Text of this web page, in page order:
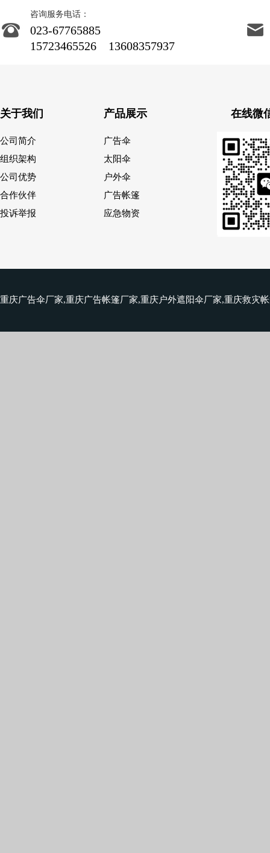
咨询服务电话：
023-67765885
15723465526 13608357937
关于我们
公司简介
组织架构
公司优势
合作伙伴
投诉举报
产品展示
广告伞
太阳伞
户外伞
广告帐篷
应急物资
在线微
重庆广告伞厂家,重庆广告帐篷厂家,重庆户外遮阳伞厂家,重庆救灾